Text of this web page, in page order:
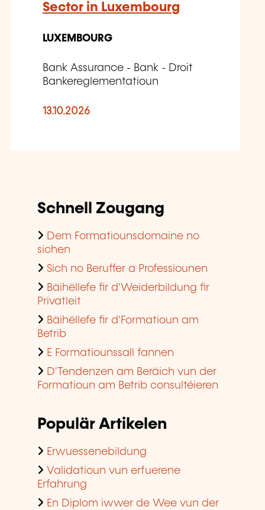
Sector in Luxembourg
LUXEMBOURG
Bank Assurance - Bank - Droit
Bankereglementatioun
13.10.2026
Schnell Zougang
Dem Formatiounsdomaine no
sichen
Sich no Beruffer a Professiounen
Bäihëllefe fir d'Weiderbildung fir
Privatleit
Bäihëllefe fir d'Formatioun am
Betrib
E Formatiounssall fannen
D'Tendenzen am Beräich vun der
Formatioun am Betrib consultéieren
Populär Artikelen
Erwuessenebildung
Validatioun vun erfuerene
Erfahrung
En Diplom iwwer de Wee vun der